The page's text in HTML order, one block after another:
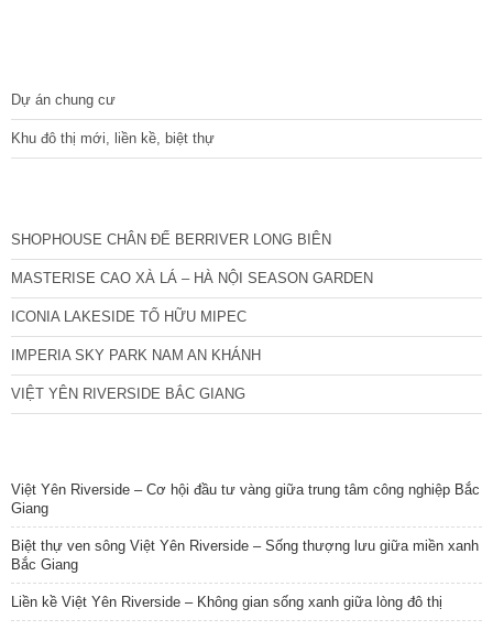
Dự án chung cư
Khu đô thị mới, liền kề, biệt thự
SHOPHOUSE CHÂN ĐẾ BERRIVER LONG BIÊN
MASTERISE CAO XÀ LÁ – HÀ NỘI SEASON GARDEN
ICONIA LAKESIDE TỐ HỮU MIPEC
IMPERIA SKY PARK NAM AN KHÁNH
VIỆT YÊN RIVERSIDE BẮC GIANG
Việt Yên Riverside – Cơ hội đầu tư vàng giữa trung tâm công nghiệp Bắc
Giang
Biệt thự ven sông Việt Yên Riverside – Sống thượng lưu giữa miền xanh
Bắc Giang
Liền kề Việt Yên Riverside – Không gian sống xanh giữa lòng đô thị